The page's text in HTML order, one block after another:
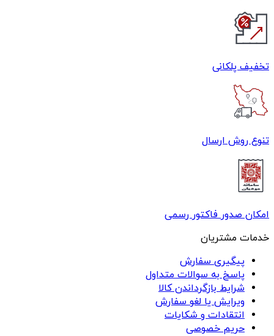
تخفیف پلکانی
تنوع روش ارسال
امکان صدور فاکتور رسمی
خدمات مشتریان
پیگیری سفارش
پاسخ به سوالات متداول
شرایط بازگرداندن کالا
ویرایش یا لغو سفارش
انتقادات و شکایات
حریم خصوصی